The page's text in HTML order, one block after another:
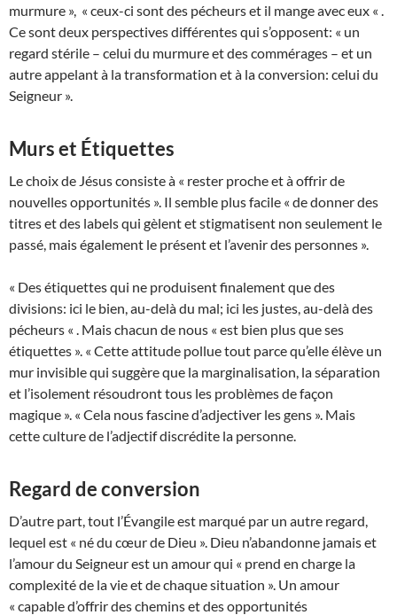
murmure », « ceux-ci sont des pécheurs et il mange avec eux « .
Ce sont deux perspectives différentes qui s’opposent: « un
regard stérile – celui du murmure et des commérages – et un
autre appelant à la transformation et à la conversion: celui du
Seigneur ».
Murs et Étiquettes
Le choix de Jésus consiste à « rester proche et à offrir de
nouvelles opportunités ». Il semble plus facile « de donner des
titres et des labels qui gèlent et stigmatisent non seulement le
passé, mais également le présent et l’avenir des personnes ».
« Des étiquettes qui ne produisent finalement que des
divisions: ici le bien, au-delà du mal; ici les justes, au-delà des
pécheurs « . Mais chacun de nous « est bien plus que ses
étiquettes ». « Cette attitude pollue tout parce qu’elle élève un
mur invisible qui suggère que la marginalisation, la séparation
et l’isolement résoudront tous les problèmes de façon
magique ». « Cela nous fascine d’adjectiver les gens ». Mais
cette culture de l’adjectif discrédite la personne.
Regard de conversion
D’autre part, tout l’Évangile est marqué par un autre regard,
lequel est « né du cœur de Dieu ». Dieu n’abandonne jamais et
l’amour du Seigneur est un amour qui « prend en charge la
complexité de la vie et de chaque situation ». Un amour
« capable d’offrir des chemins et des opportunités